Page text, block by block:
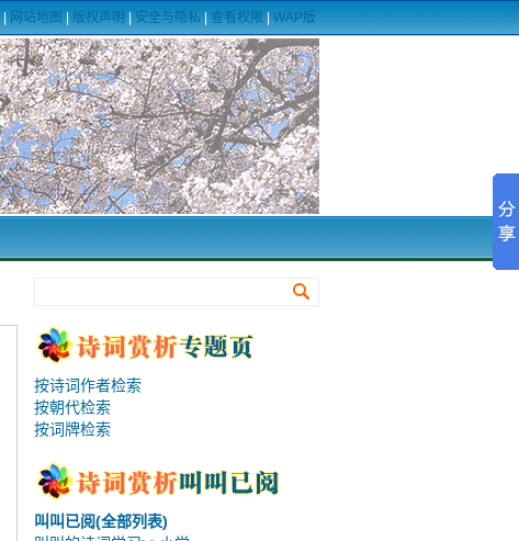
网站地图 版权声明 安全与隐私 查看权限 WAP版
按诗词作者检索
按朝代检索
按词牌检索
叫叫已阅(全部列表)